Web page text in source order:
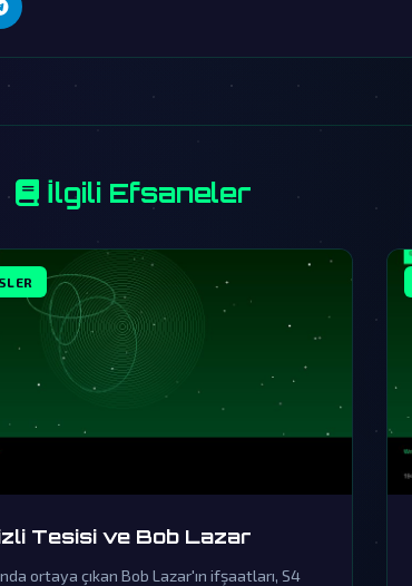
İlgili Efsaneler
Tesisi ve Bob Lazar
ortaya çıkan Bob Lazar'ın ifşaatları, S4